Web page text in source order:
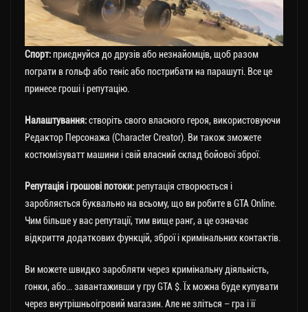
Спорт:приєднуйся до друзів або незнайомців, щоб разом
пограти в гольф або теніс або пострибати на парашуті. Все це
принесе гроші і репутацію.
Налаштування:створіть свого власного героя, використовуючи
Редактор Персонажа (Character Creator). Ви також зможете
костюмізуватт машини і свій власний склад бойової зброї.
Репутація і грошові потоки:репутація створюється і
заробляється буквально на всьому, що ви робите в GTA Online.
Чим більше у вас репутації, тим вище ранг, а це означає
відкриття додаткових функцій, зброї і кримінальних контактів.
Ви можете швидко заробляти через кримінальну діяльність,
гонки, або… завантаживши у гру GTA $. Їх можна буде купувати
через внутрішньоігровий магазин. Але не зліться – гра і її